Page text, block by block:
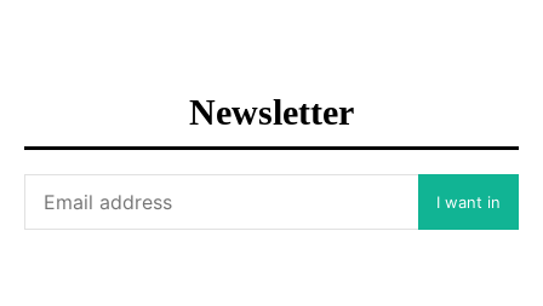
Newsletter
I want in